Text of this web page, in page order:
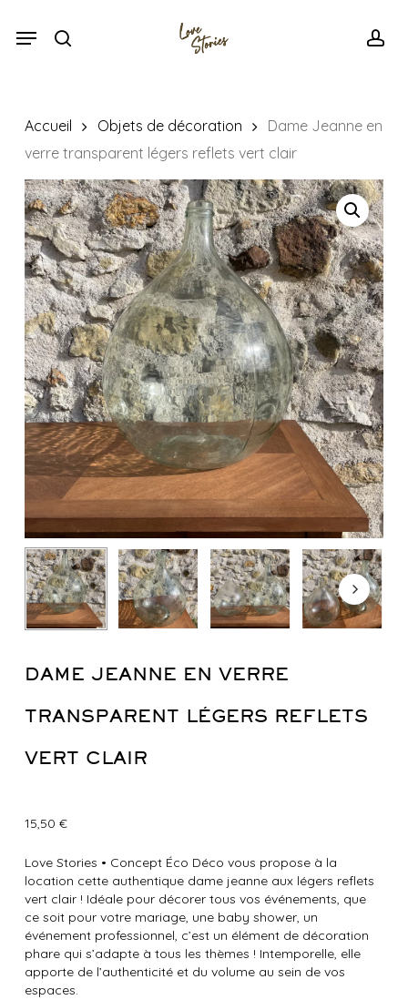
search
Menu
Accueil Objets de décoration
Dame Jeanne en
verre transparent légers reflets vert clair
DAME JEANNE EN VERRE
TRANSPARENT LÉGERS REFLETS
VERT CLAIR
15,50 €
Love Stories • Concept Éco Déco vous propose à la
location cette authentique dame jeanne aux légers reflets
vert clair ! Idéale pour décorer tous vos événements, que
ce soit pour votre mariage, une baby shower, un
événement professionnel, c’est un élément de décoration
phare qui s’adapte à tous les thèmes ! Intemporelle, elle
apporte de l’authenticité et du volume au sein de vos
espaces.